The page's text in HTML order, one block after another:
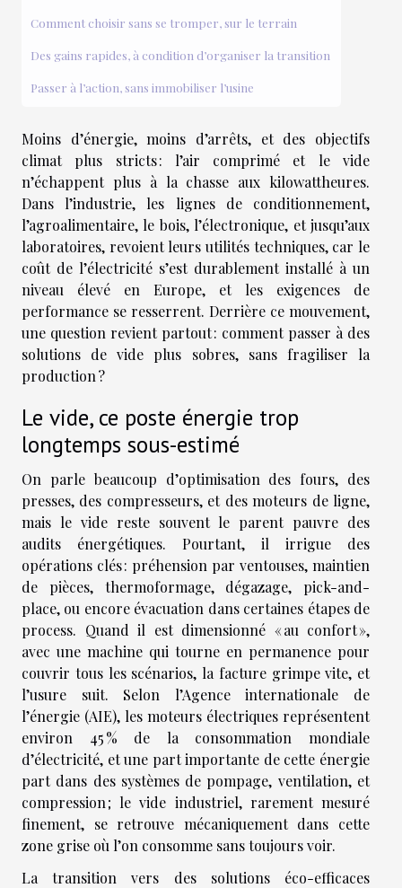
Comment choisir sans se tromper, sur le terrain
Des gains rapides, à condition d’organiser la transition
Passer à l’action, sans immobiliser l’usine
Moins d’énergie, moins d’arrêts, et des objectifs
climat plus stricts : l’air comprimé et le vide
n’échappent plus à la chasse aux kilowattheures.
Dans l’industrie, les lignes de conditionnement,
l’agroalimentaire, le bois, l’électronique, et jusqu’aux
laboratoires, revoient leurs utilités techniques, car le
coût de l’électricité s’est durablement installé à un
niveau élevé en Europe, et les exigences de
performance se resserrent. Derrière ce mouvement,
une question revient partout : comment passer à des
solutions de vide plus sobres, sans fragiliser la
production ?
Le vide, ce poste énergie trop
longtemps sous-estimé
On parle beaucoup d’optimisation des fours, des
presses, des compresseurs, et des moteurs de ligne,
mais le vide reste souvent le parent pauvre des
audits énergétiques. Pourtant, il irrigue des
opérations clés : préhension par ventouses, maintien
de pièces, thermoformage, dégazage, pick-and-
place, ou encore évacuation dans certaines étapes de
process. Quand il est dimensionné « au confort »,
avec une machine qui tourne en permanence pour
couvrir tous les scénarios, la facture grimpe vite, et
l’usure suit. Selon l’Agence internationale de
l’énergie (AIE), les moteurs électriques représentent
environ 45 % de la consommation mondiale
d’électricité, et une part importante de cette énergie
part dans des systèmes de pompage, ventilation, et
compression ; le vide industriel, rarement mesuré
finement, se retrouve mécaniquement dans cette
zone grise où l’on consomme sans toujours voir.
La transition vers des solutions éco-efficaces